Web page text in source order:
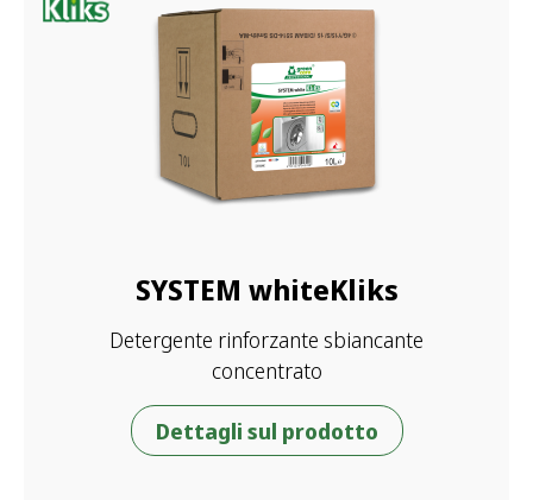
SYSTEM whiteKliks
Detergente rinforzante sbiancante
concentrato
Dettagli sul prodotto